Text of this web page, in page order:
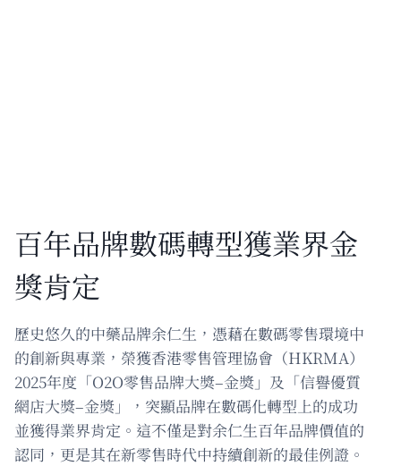
百年品牌數碼轉型獲業界金
獎肯定
歷史悠久的中藥品牌余仁生，憑藉在數碼零售環境中
的創新與專業，榮獲香港零售管理協會（HKRMA）
2025年度「O2O零售品牌大獎–金獎」及「信譽優質
網店大獎–金獎」，突顯品牌在數碼化轉型上的成功
並獲得業界肯定。這不僅是對余仁生百年品牌價值的
認同，更是其在新零售時代中持續創新的最佳例證。